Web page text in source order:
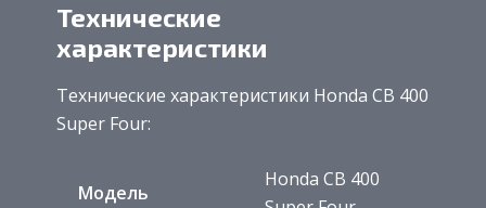
Технические
характеристики
Технические характеристики Honda CB 400
Super Four:
Модель
Honda CB 400